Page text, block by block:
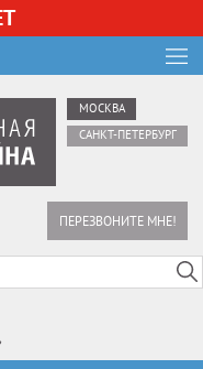
МОСКВА
САНКТ-ПЕТЕРБУРГ
ПЕРЕЗВОНИТЕ МНЕ!